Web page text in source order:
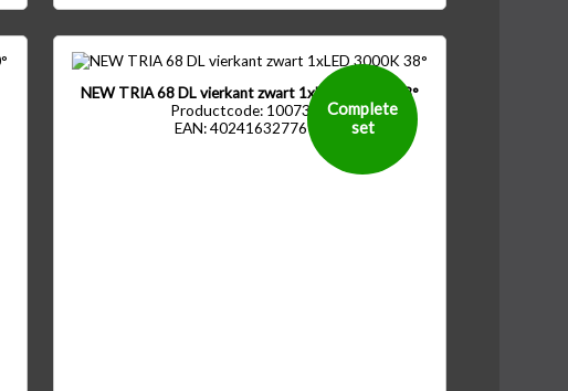
NEW TRIA 68 DL vierkant zwart 1xLED 3000K 38°
Productcode: 1007398
EAN: 4024163277693
Complete
set